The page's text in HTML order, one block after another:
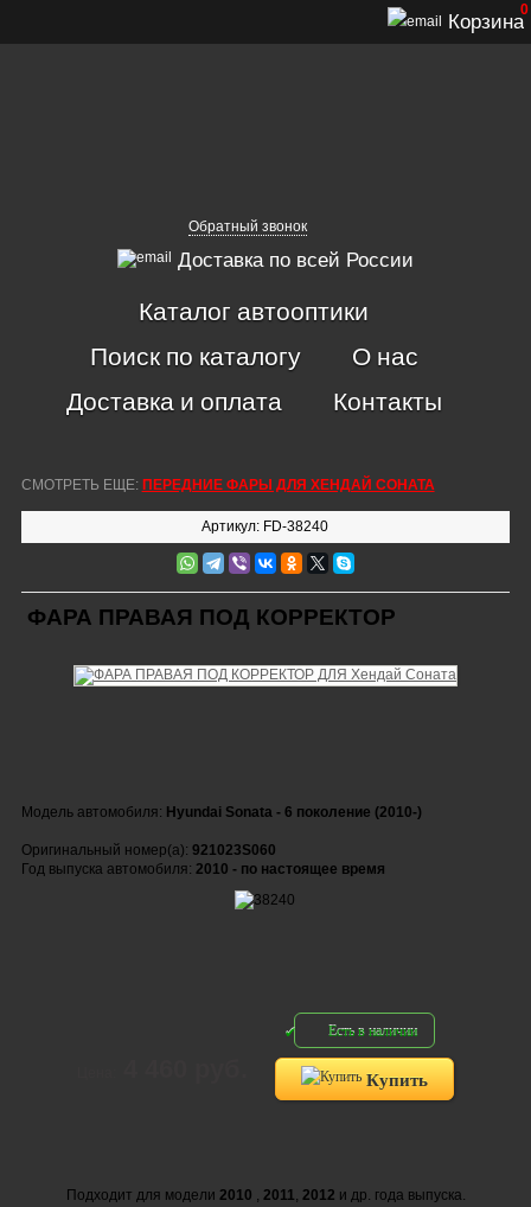
Обратный звонок
Доставка по всей России
Корзина
0
Каталог автооптики
Поиск по каталогу
О нас
Доставка и оплата
Контакты
СМОТРЕТЬ ЕЩЕ: ПЕРЕДНИЕ ФАРЫ ДЛЯ ХЕНДАЙ СОНАТА
Артикул: FD-38240
ФАРА ПРАВАЯ ПОД КОРРЕКТОР
Модель автомобиля: Hyundai Sonata - 6 поколение (2010-)
Оригинальный номер(а): 921023S060
Год выпуска автомобиля: 2010 - по настоящее время
Есть в наличии
Купить
Подходит для модели 2010 , 2011, 2012 и др. года выпуска.